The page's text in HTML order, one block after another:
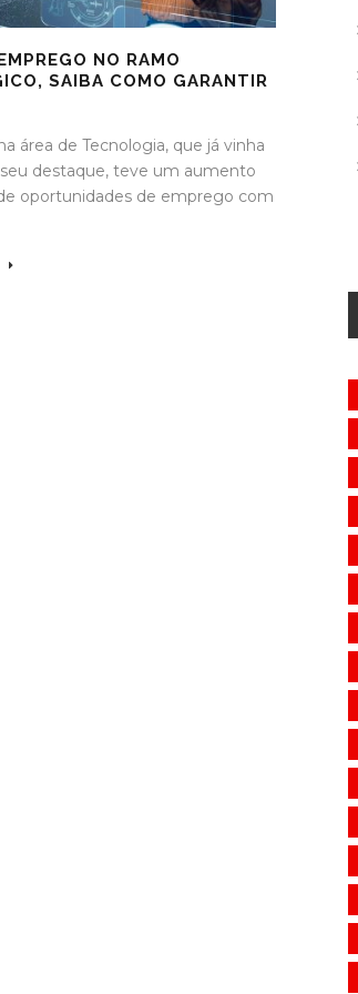
NO RAMO
SAIBA COMO GARANTIR
área de Tecnologia, que já vinha
destaque, teve um aumento
oportunidades de emprego com